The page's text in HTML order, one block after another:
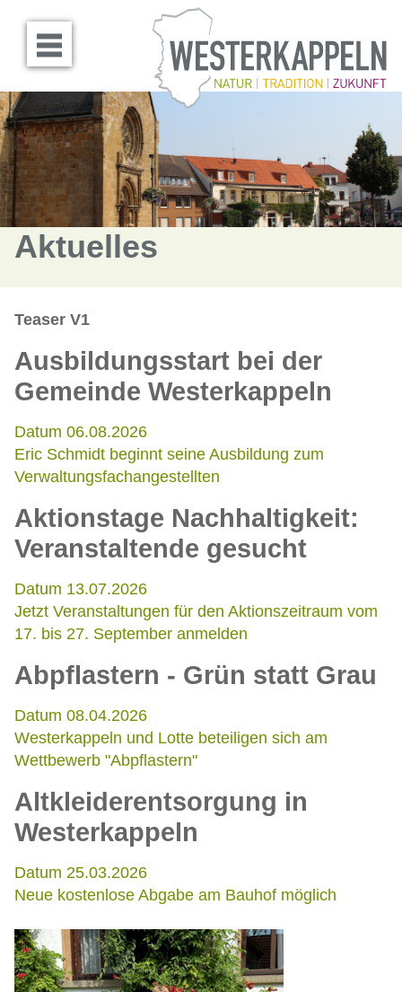
Menü öffnen
Aktuelles
Teaser V1
Ausbildungsstart bei der
Gemeinde Westerkappeln
Datum 06.08.2026
Eric Schmidt beginnt seine Ausbildung zum
Verwaltungsfachangestellten
Aktionstage Nachhaltigkeit:
Veranstaltende gesucht
Datum 13.07.2026
Jetzt Veranstaltungen für den Aktionszeitraum vom
17. bis 27. September anmelden
Abpflastern - Grün statt Grau
Datum 08.04.2026
Westerkappeln und Lotte beteiligen sich am
Wettbewerb "Abpflastern"
Altkleiderentsorgung in
Westerkappeln
Datum 25.03.2026
Neue kostenlose Abgabe am Bauhof möglich